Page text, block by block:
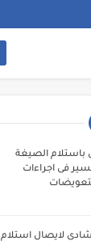
باستلام الصيغة
فى اجراءات
لايصال استلام